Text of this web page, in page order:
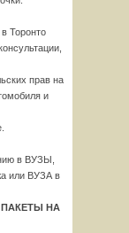
Торонто
прав на
и
в ВУЗЫ,
или ВУЗА в
НА